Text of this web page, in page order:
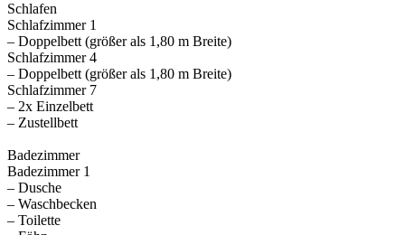
Schlafen
Schlafzimmer 1
– Doppelbett (größer als 1,80 m Breite)
Schlafzimmer 4
– Doppelbett (größer als 1,80 m Breite)
Schlafzimmer 7
– 2x Einzelbett
– Zustellbett
Badezimmer
Badezimmer 1
– Dusche
– Waschbecken
– Toilette